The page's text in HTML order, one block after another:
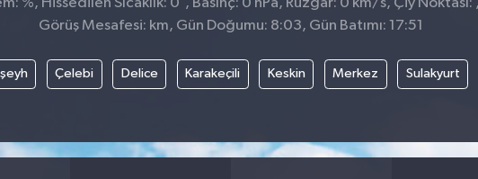
Görüş Mesafesi: km, Gün Doğumu: 8:03, Gün Batımı: 17:51
Çelebi Delice Karakeçili Keskin Merkez Sulakyurt